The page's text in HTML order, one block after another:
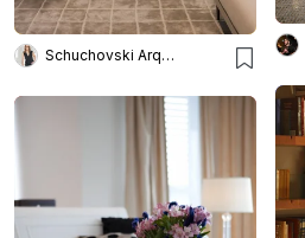
Schuchovski Arquitetura